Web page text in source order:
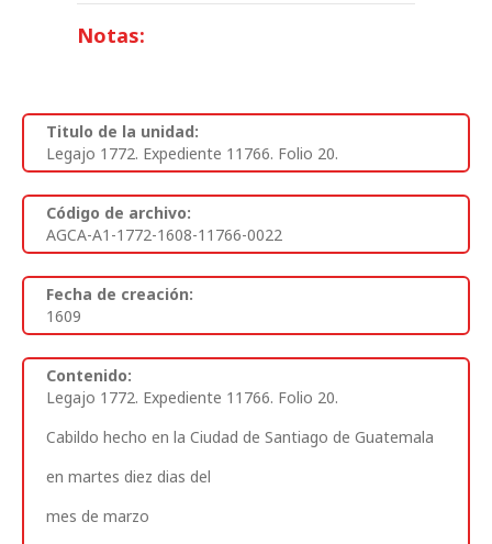
Notas:
Titulo de la unidad:
Legajo 1772. Expediente 11766. Folio 20.
Código de archivo:
AGCA-A1-1772-1608-11766-0022
Fecha de creación:
1609
Contenido:
Legajo 1772. Expediente 11766. Folio 20.
Cabildo hecho en la Ciudad de Santiago de Guatemala
en martes diez dias del
mes de marzo